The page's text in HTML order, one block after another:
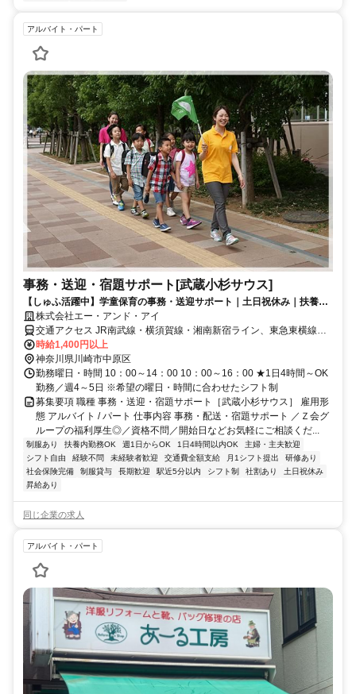
アルバイト・パート
事務・送迎・宿題サポート[武蔵小杉サウス]
【しゅふ活躍中】学童保育の事務・送迎サポート｜土日祝休み｜扶養内
OK｜武蔵小杉駅徒歩5分
株式会社エー・アンド・アイ
交通アクセス JR南武線・横須賀線・湘南新宿ライン、東急東横線・
目黒線「武蔵小杉駅」横須賀線口 徒歩5分
時給1,400円以上
神奈川県川崎市中原区
勤務曜日・時間 10：00～14：00 10：00～16：00 ★1日4時間～OK
勤務／週4～5日 ※希望の曜日・時間に合わせたシフト制
募集要項 職種 事務・送迎・宿題サポート［武蔵小杉サウス］ 雇用形
態 アルバイト / パート 仕事内容 事務・配送・宿題サポート ／Ｚ会グ
ループの福利厚生◎／資格不問／開始日などお気軽にご相談くだ...
制服あり 扶養内勤務OK 週1日からOK 1日4時間以内OK
主婦・主夫歓迎
シフト自由
経験不問 未経験者歓迎 交通費全額支給 月1シフト提出
研修あり
社会保険完備
制服貸与 長期歓迎 駅近5分以内 シフト制 社割あり
土日祝休み
昇給あり
同じ企業の求人
アルバイト・パート